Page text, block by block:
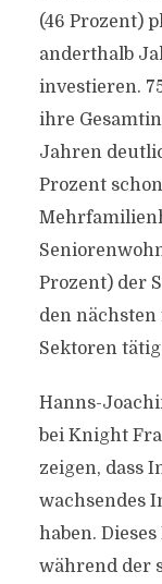
(46 Prozent)
anderthalb
investieren.
ihre
Jahren
Prozent
Prozent) der
den
Sektoren
Hanns-
bei Knight
zeigen, dass
wachsendes
haben.
während der